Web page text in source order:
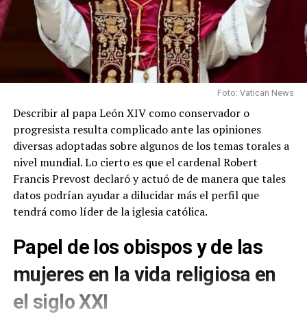
Foto: Vatican News
Describir al papa León XIV como conservador o
progresista resulta complicado ante las opiniones
diversas adoptadas sobre algunos de los temas torales a
nivel mundial. Lo cierto es que el cardenal Robert
Francis Prevost declaró y actuó de de manera que tales
datos podrían ayudar a dilucidar más el perfil que
tendrá como líder de la iglesia católica.
Papel de los obispos y de las
mujeres en la vida religiosa en
el siglo XXI